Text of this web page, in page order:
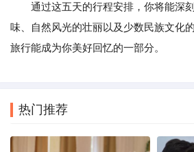
通过这五天的行程安排，你将能深
味、自然风光的壮丽以及少数民族文化
旅行能成为你美好回忆的一部分。
热门推荐